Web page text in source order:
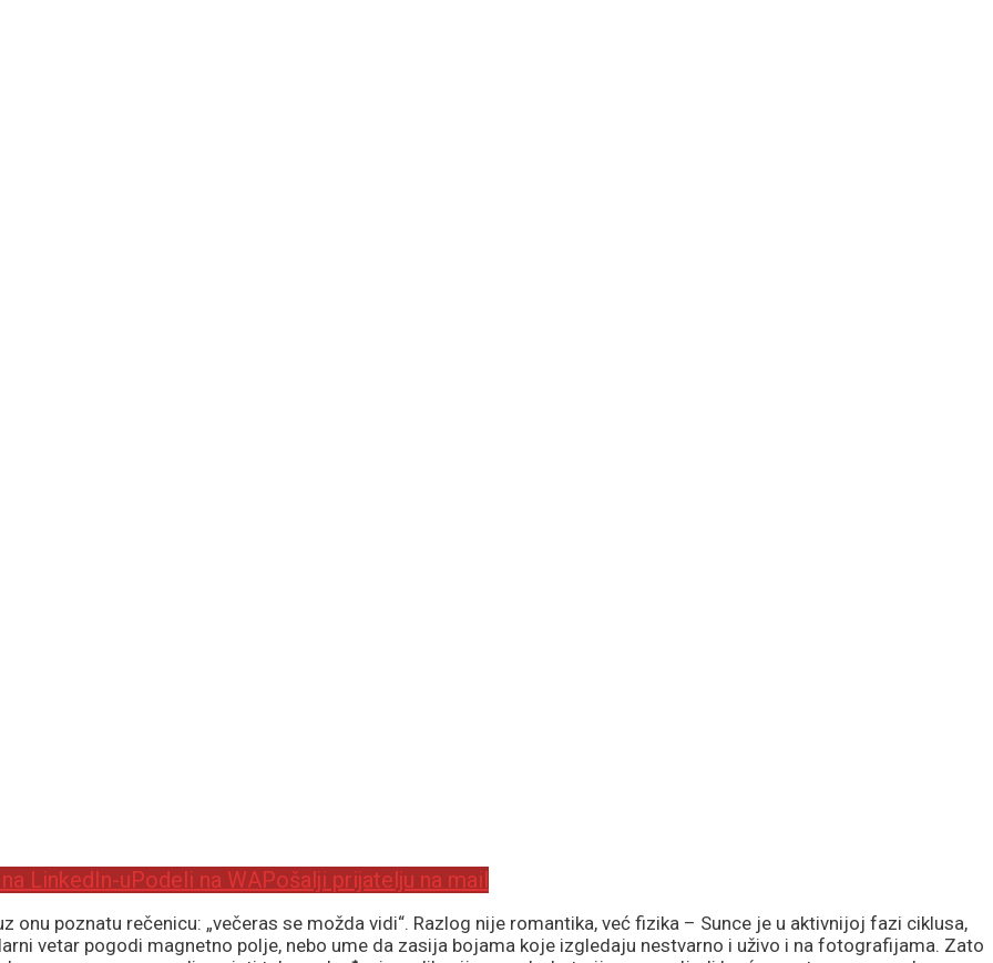
LinkedIn-uPodeli na WAPošalji prijatelju na mail
onu poznatu rečenicu: „večeras se možda vidi“. Razlog nije romantika, već fizika – Sunce je u aktivnijoj fazi ciklusa,
vetar pogodi magnetno polje, nebo ume da zasija bojama koje izgledaju nestvarno i uživo i na fotografijama. Zato